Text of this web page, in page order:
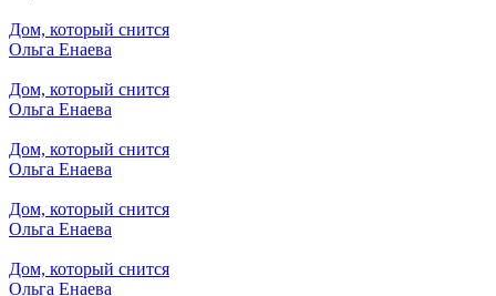
Дом, который снится
Ольга Енаева
Дом, который снится
Ольга Енаева
Дом, который снится
Ольга Енаева
Дом, который снится
Ольга Енаева
Дом, который снится
Ольга Енаева